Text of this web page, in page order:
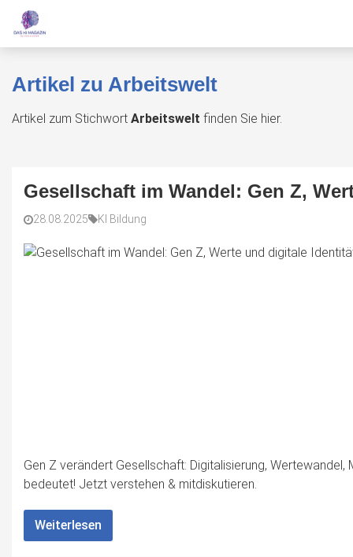
Artikel zu Arbeitswelt
Artikel zum Stichwort Arbeitswelt finden Sie hier.
Gesellschaft im Wandel: Gen Z,
28.08.2025 KI Bildung
Gen Z verändert Gesellschaft: Digitalisierung,
bedeutet! Jetzt verstehen & mitdiskutieren.
Weiterlesen